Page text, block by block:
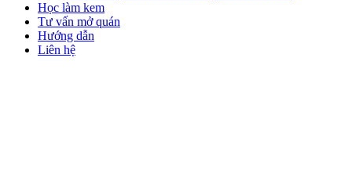
Học làm kem
Tư vấn mở quán
Hướng dẫn
Liên hệ